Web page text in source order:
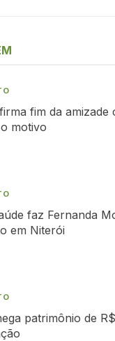
fim da amizade
motivo
faz Fernanda
em Niterói
patrimônio de